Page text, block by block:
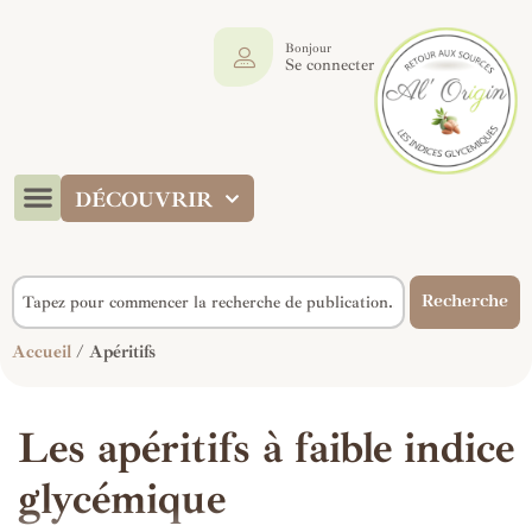
DÉCOUVRIR
Bonjour
Se connecter
Recherche
Accueil / Apéritifs
Les apéritifs à faible indice
glycémique